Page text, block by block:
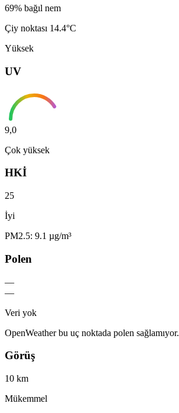
69% bağıl nem
Çiy noktası 14.4°C
Yüksek
UV
9,0
Çok yüksek
HKİ
25
İyi
PM2.5: 9.1 µg/m³
Polen
—
—
Veri yok
OpenWeather bu uç noktada polen sağlamıyor.
Görüş
10 km
Mükemmel